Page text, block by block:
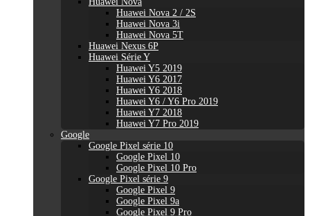
Huawei Nova 2 / 2S
Huawei Nova 3i
Huawei Nova 5T
Huawei Nexus 6P
Huawei Série Y
Huawei Y5 2019
Huawei Y6 2017
Huawei Y6 2018
Huawei Y6 / Y6 Pro 2019
Huawei Y7 2018
Huawei Y7 Pro 2019
Google
Google Pixel série 10
Google Pixel 10
Google Pixel 10 Pro
Google Pixel série 9
Google Pixel 9
Google Pixel 9a
Google Pixel 9 Pro